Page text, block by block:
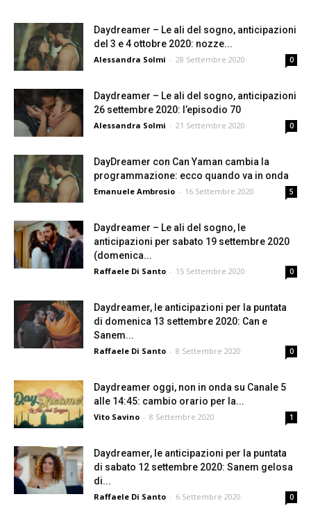
Daydreamer – Le ali del sogno, anticipazioni
del 3 e 4 ottobre 2020: nozze...
Alessandra Solmi - 28 Settembre 2020 0
Daydreamer – Le ali del sogno, anticipazioni
26 settembre 2020: l’episodio 70
Alessandra Solmi - 21 Settembre 2020 0
DayDreamer con Can Yaman cambia la
programmazione: ecco quando va in onda
Emanuele Ambrosio - 16 Settembre 2020 5
Daydreamer – Le ali del sogno, le
anticipazioni per sabato 19 settembre 2020
(domenica...
Raffaele Di Santo - 15 Settembre 2020 0
Daydreamer, le anticipazioni per la puntata
di domenica 13 settembre 2020: Can e
Sanem...
Raffaele Di Santo - 8 Settembre 2020 0
Daydreamer oggi, non in onda su Canale 5
alle 14:45: cambio orario per la...
Vito Savino - 8 Settembre 2020 1
Daydreamer, le anticipazioni per la puntata
di sabato 12 settembre 2020: Sanem gelosa
di...
Raffaele Di Santo - 6 Settembre 2020 0